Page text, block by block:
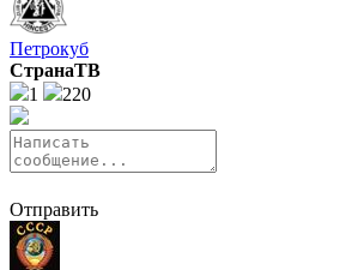
Петрокуб
СтранаТВ
1
220
Отправить